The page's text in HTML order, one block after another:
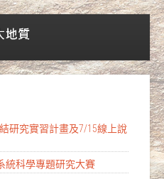
結研究實習計畫及7/15線上說
統科學專題研究大賽